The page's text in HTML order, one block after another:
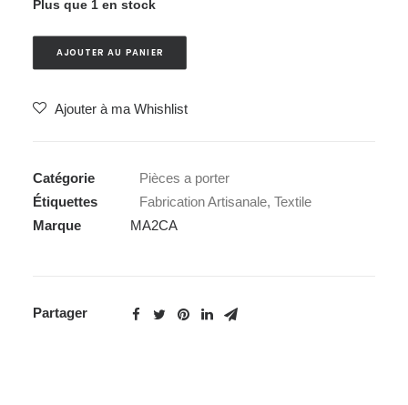
Plus que 1 en stock
AJOUTER AU PANIER
Ajouter à ma Whishlist
Catégorie
Pièces a porter
Étiquettes
Fabrication Artisanale, Textile
Marque
MA2CA
Partager